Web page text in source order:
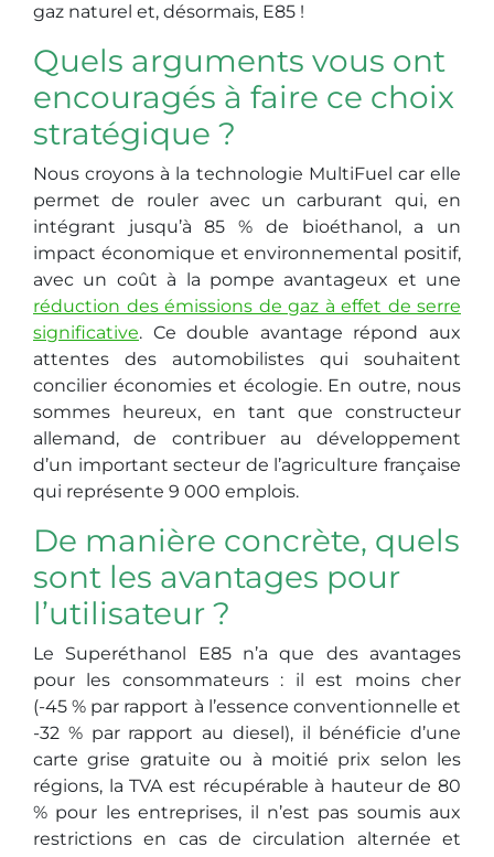
gaz naturel et, désormais, E85 !
Quels arguments vous ont
encouragés à faire ce choix
stratégique ?
Nous croyons à la technologie MultiFuel car elle
permet de rouler avec un carburant qui, en
intégrant jusqu’à 85 % de bioéthanol, a un
impact économique et environnemental positif,
avec un coût à la pompe avantageux et une
réduction des émissions de gaz à effet de serre
significative. Ce double avantage répond aux
attentes des automobilistes qui souhaitent
concilier économies et écologie. En outre, nous
sommes heureux, en tant que constructeur
allemand, de contribuer au développement
d’un important secteur de l’agriculture française
qui représente 9 000 emplois.
De manière concrète, quels
sont les avantages pour
l’utilisateur ?
Le Superéthanol E85 n’a que des avantages
pour les consommateurs : il est moins cher
(-45 % par rapport à l’essence conventionnelle et
-32 % par rapport au diesel), il bénéficie d’une
carte grise gratuite ou à moitié prix selon les
régions, la TVA est récupérable à hauteur de 80
% pour les entreprises, il n’est pas soumis aux
restrictions en cas de circulation alternée et